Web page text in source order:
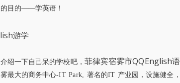
目的——学英语！
绍一下自己呆的学校吧， 菲律宾宿雾市QQEnglish
最大的商务中心-IT Park, 著名的IT 产业园，设施健全